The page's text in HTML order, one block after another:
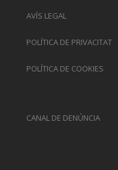
AVÍS LEGAL
POLÍTICA DE PRIVACITAT
POLÍTICA DE COOKIES
CANAL DE DENÚNCIA